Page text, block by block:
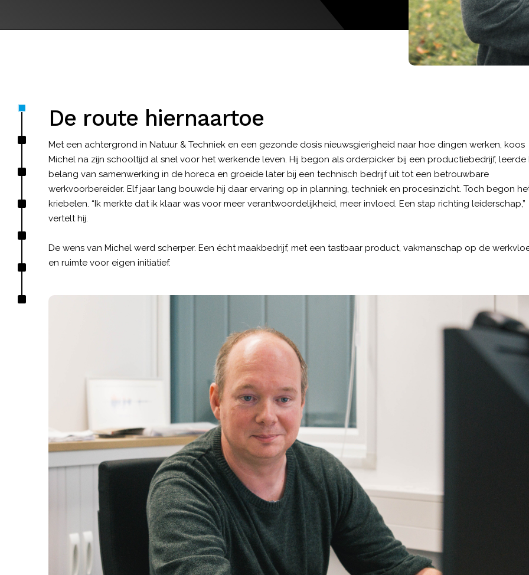
De route hiernaartoe
Met een achtergrond in Natuur & Techniek en een gezonde dosis nieuwsgierigheid naar hoe dingen werken, koos
Michel na zijn schooltijd al snel voor het werkende leven. Hij begon als orderpicker bij een productiebedrijf, leerde
belang van samenwerking in de horeca en groeide later bij een technisch bedrijf uit tot een betrouwbare
werkvoorbereider. Elf jaar lang bouwde hij daar ervaring op in planning, techniek en procesinzicht. Toch begon
kriebelen. “Ik merkte dat ik klaar was voor meer verantwoordelijkheid, meer invloed. Een stap richting leiderschap,”
vertelt hij.
De wens van Michel werd scherper. Een écht maakbedrijf, met een tastbaar product, vakmanschap op de
en ruimte voor eigen initiatief.